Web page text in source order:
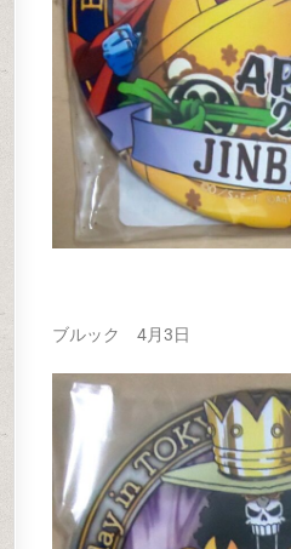
ブルック 4月3日